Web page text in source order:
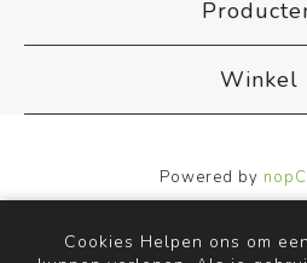
Winkel
Powered by
Designed byNop-
Copyright ; 2026 ACB Airco.
Cookies Helpen ons om